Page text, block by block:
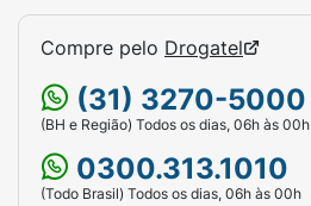
Compre pelo Drogatel
(31) 3270-5000
(BH e Região) Todos os dias, 06h às 00h
0300.313.1010
(Todo Brasil) Todos os dias, 06h às 00h